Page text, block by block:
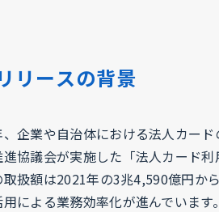
リースの背景
企業や自治体における法人カー
進協議会が実施した「法人カード
取扱額は2021年の3兆4,590億円か
用による業務効率化が進んでいます。